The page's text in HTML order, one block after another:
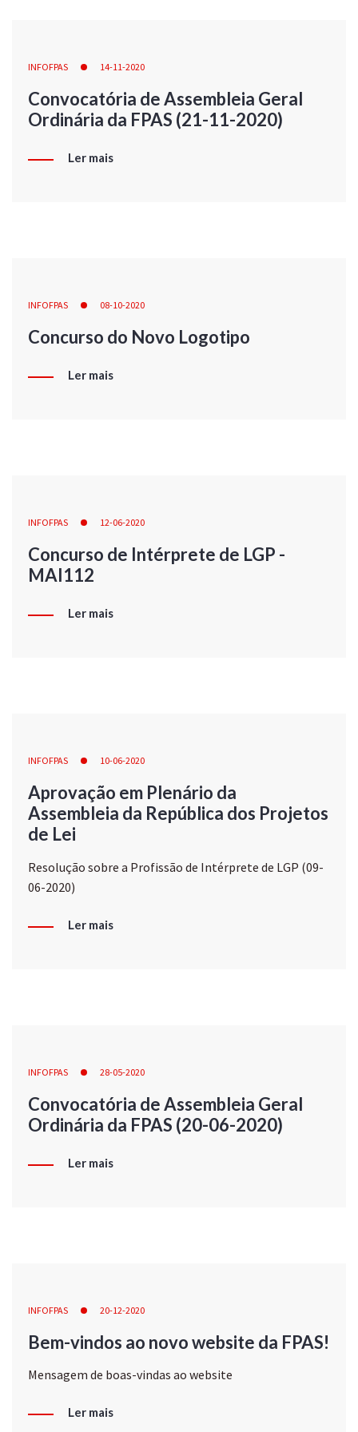
INFOFPAS 14-11-2020
Convocatória de Assembleia Geral
Ordinária da FPAS (21-11-2020)
Ler mais
INFOFPAS 08-10-2020
Concurso do Novo Logotipo
Ler mais
INFOFPAS 12-06-2020
Concurso de Intérprete de LGP -
MAI112
Ler mais
INFOFPAS 10-06-2020
Aprovação em Plenário da
Assembleia da República dos Projetos
de Lei
Resolução sobre a Profissão de Intérprete de LGP (09-
06-2020)
Ler mais
INFOFPAS 28-05-2020
Convocatória de Assembleia Geral
Ordinária da FPAS (20-06-2020)
Ler mais
INFOFPAS 20-12-2020
Bem-vindos ao novo website da FPAS!
Mensagem de boas-vindas ao website
Ler mais